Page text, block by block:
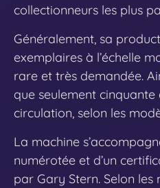
collectionneurs les plus
Généralement, sa
exemplaires à l’échelle
rare et très demandée.
que seulement
circulation, selon les
La machine
numérotée et d’un
par Gary Stern. Selon les